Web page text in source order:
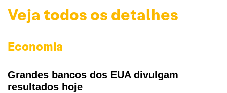
Veja todos os detalhes
Economia
Grandes bancos dos EUA divulgam
resultados hoje